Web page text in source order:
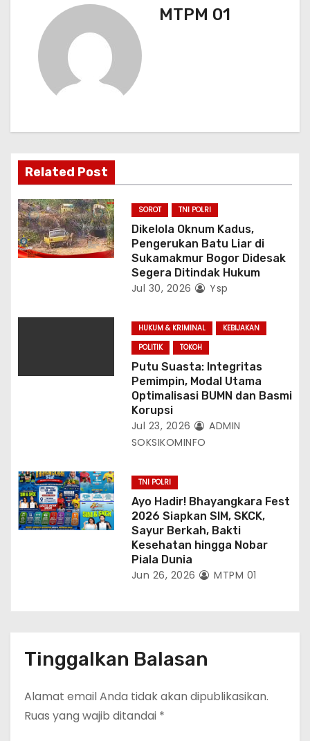
MTPM 01
Related Post
SOROT TNI POLRI
Dikelola Oknum Kadus,
Pengerukan Batu Liar di
Sukamakmur Bogor Didesak
Segera Ditindak Hukum
Jul 30, 2026 Ysp
HUKUM & KRIMINAL
KEBIJAKAN
POLITIK
TOKOH
Putu Suasta: Integritas
Pemimpin, Modal Utama
Optimalisasi BUMN dan Basmi
Korupsi
Jul 23, 2026
ADMIN
SOKSIKOMINFO
TNI POLRI
Ayo Hadir! Bhayangkara Fest
2026 Siapkan SIM, SKCK,
Sayur Berkah, Bakti
Kesehatan hingga Nobar
Piala Dunia
Jun 26, 2026 MTPM 01
Tinggalkan Balasan
Alamat email Anda tidak akan dipublikasikan.
Ruas yang wajib ditandai *